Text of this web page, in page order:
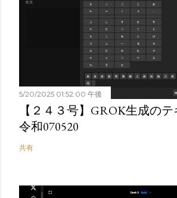
5/20/2025 01:52:00 午後
【２４３号】GROK生成の
令和070520
共有